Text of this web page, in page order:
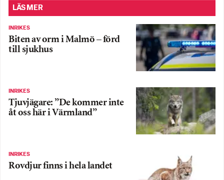
LÄS MER
INRIKES
Biten av orm i Malmö – förd
till sjukhus
INRIKES
Tjuvjägare: ”De kommer inte
åt oss här i Värmland”
INRIKES
Rovdjur finns i hela landet